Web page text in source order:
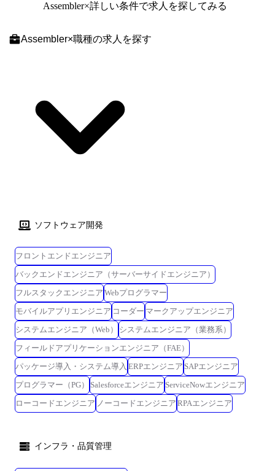
件定義～システムテスト 【規模】5名～10名 【期間】1年～2年 【開発言
フィス内 <半導体制御装置開発> 【担当工程】要件定義～結合試験 【規
【作業場所】弊社オフィス内 仕事内容 ※職務内容変更の可能性:有 ※変
更の範囲:会社の定める業務 担当プロジェクトの成功に向けてマネジメン
トの対応、エンジニアリングの対応を行っていただきます。 マネジメン
トに関しては、プロジェクトの見積りや開発計画の作成、進捗管理、課
題/リスク管理、リソース調整などの対応、エンジニアリングにおいて
チャレンジと成長ができる魅力的なポジションです。 これまでのマネジ
決力を存分に発揮し、プロジェクトの成功に貢献していただける方を求
めています。 ●役割イメージ SE/機能リーダー [役割/仕事の内容] ・顧客
から受領する仕様書を元に見積もり、計画作成・設計・開発を行う ・チ
ームリーダーとして現場顧客との折衝を行う ・5～10名程度のチーム管
理を行う プロジェクトリーダー [役割/仕事の内容] ・複数の機能チームを
管理し、プロジェクトを正常に運用する ・プロジェクトリーダーとして
顧客マネージャー層との折衝を行う ・20～30名程度の組織運営を行う プ
ロジェクトマネージャー [役割/仕事の内容] ・複数のプロジェクトを管理
し、組織を正常に運用する ・プロジェクトマネージャーとして顧客マネ
ージャー層との折衝を行う ・活動拠点の組織運営を担い、業績を上げる
Assembler×詳しい条件で求人を探してみる
Assembler×職種の求人を探す
ソフトウェア開発
フロントエンドエンジニア
バックエンドエンジニア（サーバーサイドエンジニア）
フルスタックエンジニア Webプログラマー
モバイルアプリエンジニア コーダー マークアップエンジニア
システムエンジニア（Web）
システムエンジニア（業務系）
フィールドアプリケーションエンジニア（FAE）
パッケージ導入・システム導入 ERPエンジニア SAPエンジニア
プログラマー（PG）
Salesforceエンジニア ServiceNowエンジニア
ローコードエンジニア ノーコードエンジニア RPAエンジニア
インフラ・品質管理